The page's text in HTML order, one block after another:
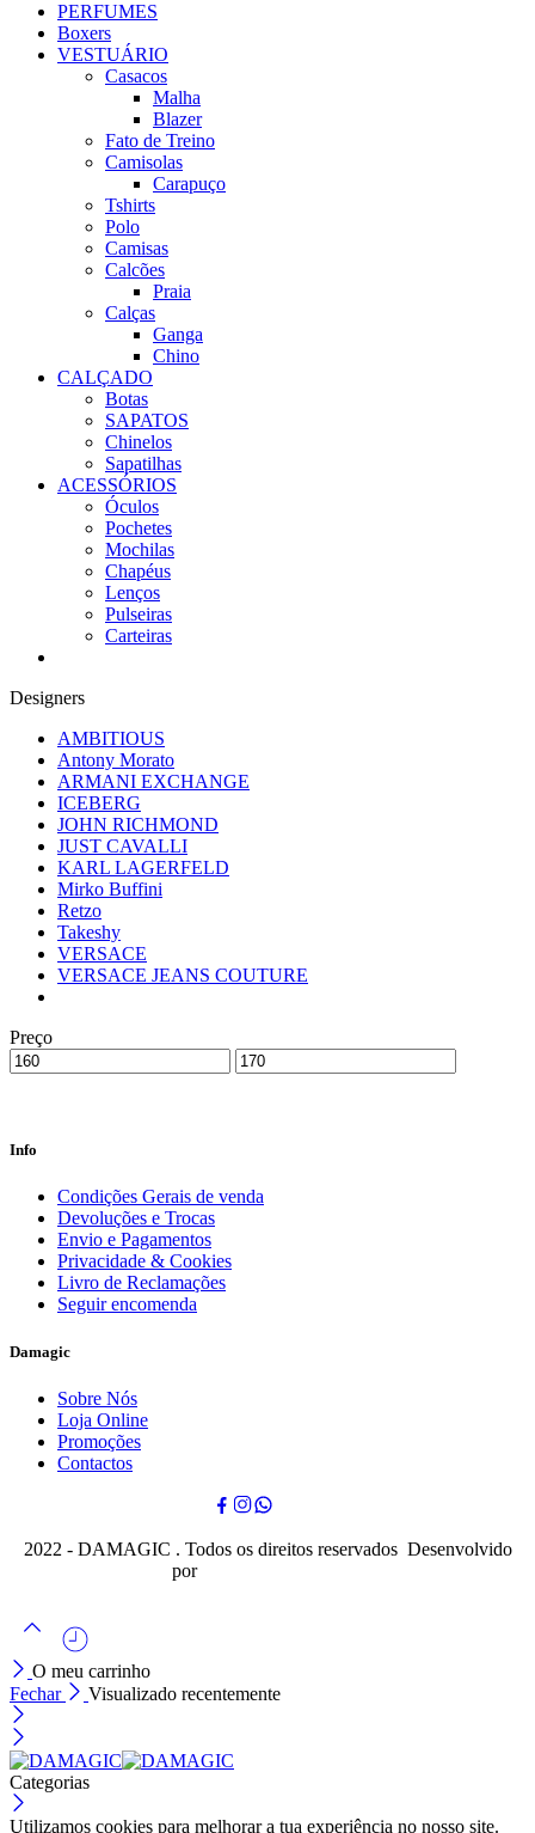
PERFUMES
Boxers
VESTUÁRIO
Casacos
Malha
Blazer
Fato de Treino
Camisolas
Carapuço
Tshirts
Polo
Camisas
Calcões
Praia
Calças
Ganga
Chino
CALÇADO
Botas
SAPATOS
Chinelos
Sapatilhas
ACESSÓRIOS
Óculos
Pochetes
Mochilas
Chapéus
Lenços
Pulseiras
Carteiras
Designers
AMBITIOUS
Antony Morato
ARMANI EXCHANGE
ICEBERG
JOHN RICHMOND
JUST CAVALLI
KARL LAGERFELD
Mirko Buffini
Retzo
Takeshy
VERSACE
VERSACE JEANS COUTURE
Preço
Info
Condições Gerais de venda
Devoluções e Trocas
Envio e Pagamentos
Privacidade & Cookies
Livro de Reclamações
Seguir encomenda
Damagic
Sobre Nós
Loja Online
Promoções
Contactos
2022 - DAMAGIC . Todos os direitos reservados Desenvolvido
por
O meu carrinho
Fechar
Visualizado recentemente
Categorias
Utilizamos cookies para melhorar a tua experiência no nosso site.